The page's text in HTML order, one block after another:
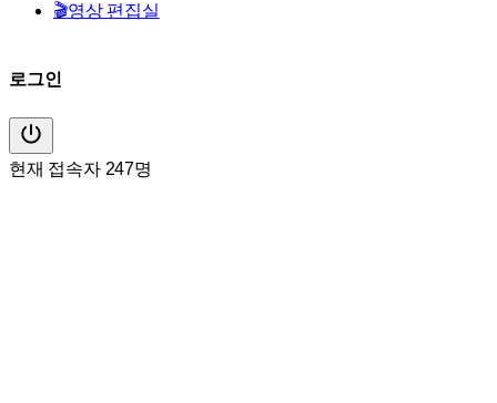
🎬영상 편집실
로그인
현재 접속자 247명